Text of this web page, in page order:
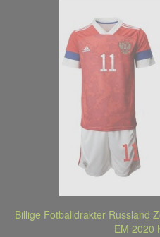
Billige Fotballdrakter Russland
EM 2020